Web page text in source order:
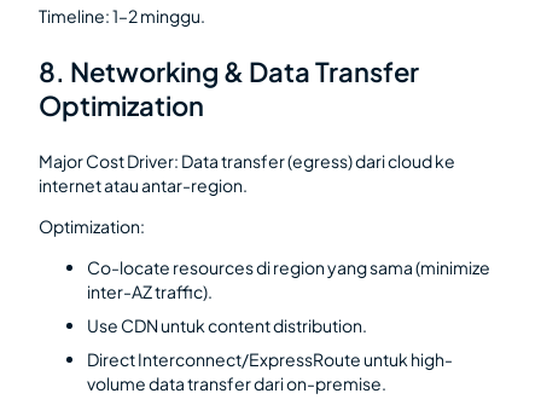
Timeline: 1–2 minggu.
8. Networking & Data Transfer
Optimization
Major Cost Driver: Data transfer (egress) dari cloud ke
internet atau antar-region.
Optimization:
Co-locate resources di region yang sama (minimize
inter-AZ traffic).
Use CDN untuk content distribution.
Direct Interconnect/ExpressRoute untuk high-
volume data transfer dari on-premise.